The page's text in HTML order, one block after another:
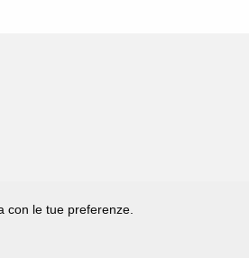
con le tue preferenze.